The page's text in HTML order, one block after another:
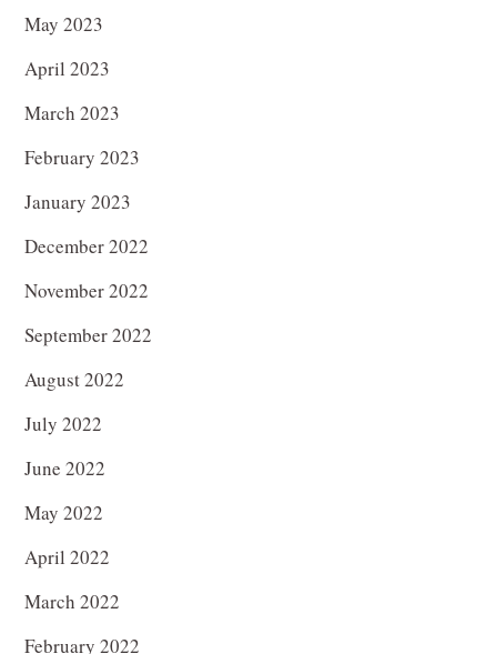
May 2023
April 2023
March 2023
February 2023
January 2023
December 2022
November 2022
September 2022
August 2022
July 2022
June 2022
May 2022
April 2022
March 2022
February 2022